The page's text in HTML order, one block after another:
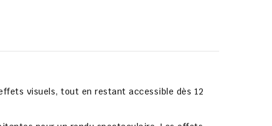
visuels, tout en restant accessible dès 12